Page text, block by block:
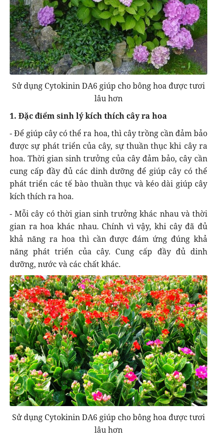
Sử dụng Cytokinin DA6 giúp cho bông hoa được tươi
lâu hơn
1. Đặc điểm sinh lý kích thích cây ra hoa
- Để giúp cây có thể ra hoa, thì cây trồng cần đảm bảo
được sự phát triển của cây, sự thuần thục khi cây ra
hoa. Thời gian sinh trưởng của cây đảm bảo, cây cần
cung cấp đầy đủ các dinh dưỡng để giúp cây có thể
phát triển các tế bào thuần thục và kéo dài giúp cây
kích thích ra hoa.
- Mỗi cây có thời gian sinh trưởng khác nhau và thời
gian ra hoa khác nhau. Chính vì vậy, khi cây đã đủ
khả năng ra hoa thì cần được đám ứng đúng khả
năng phát triển của cây. Cung cấp đầy đủ dinh
dưỡng, nước và các chất khác.
Sử dụng Cytokinin DA6 giúp cho bông hoa được tươi
lâu hơn